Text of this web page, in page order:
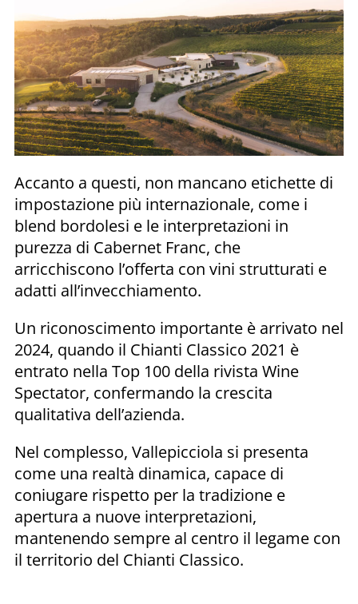
Accanto a questi, non mancano etichette di
impostazione più internazionale, come i
blend bordolesi e le interpretazioni in
purezza di Cabernet Franc, che
arricchiscono l’offerta con vini strutturati e
adatti all’invecchiamento.
Un riconoscimento importante è arrivato nel
2024, quando il Chianti Classico 2021 è
entrato nella Top 100 della rivista Wine
Spectator, confermando la crescita
qualitativa dell’azienda.
Nel complesso, Vallepicciola si presenta
come una realtà dinamica, capace di
coniugare rispetto per la tradizione e
apertura a nuove interpretazioni,
mantenendo sempre al centro il legame con
il territorio del Chianti Classico.